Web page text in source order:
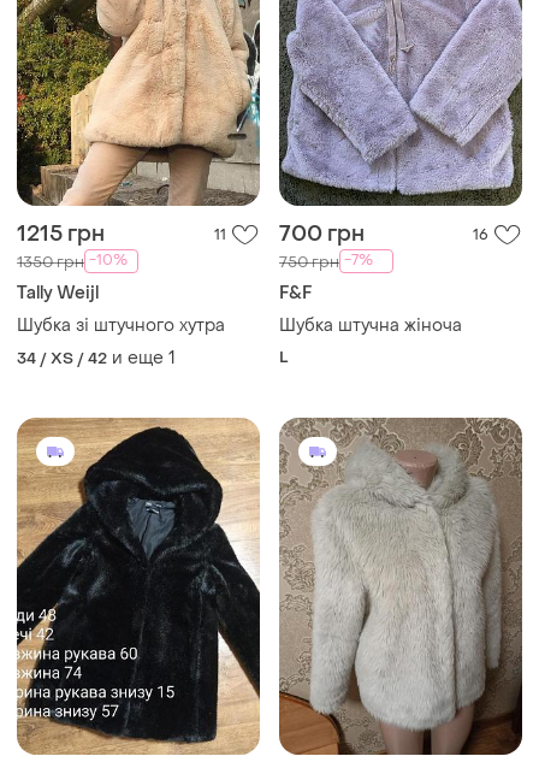
1215 грн 11
1350 грн -10%
Tally Weijl
Шубка зі штучного хутра
34 / XS / 42 и еще 1
700 грн 16
750 грн -7%
F&F
Шубка штучна жіноча
L